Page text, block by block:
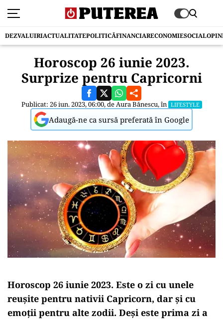
DEZVALUIRIACTUALITATEPOLITICĂFINANCIARECONOMIESOCIAL
Horoscop 26 iunie 2023.
Surprize pentru Capricorni
Publicat: 26 iun. 2023, 06:00, deAura Bănescu, în LIFESTYLE
Adaugă-ne ca sursă preferată în Google
Horoscop 26 iunie 2023. Este o zi cu unele
reușite pentru nativii Capricorn, dar și cu
emoții pentru alte zodii. Deși este prima zi a